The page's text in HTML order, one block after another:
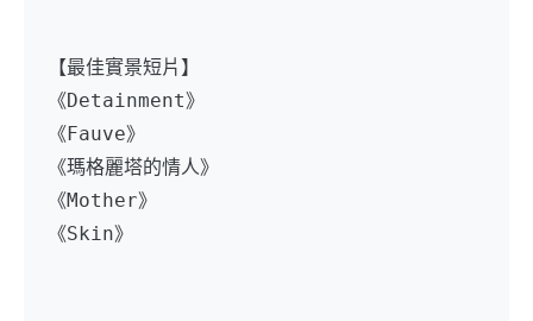
【最佳實景短片】
《Detainment》
《Fauve》
《瑪格麗塔的情人》
《Mother》
《Skin》